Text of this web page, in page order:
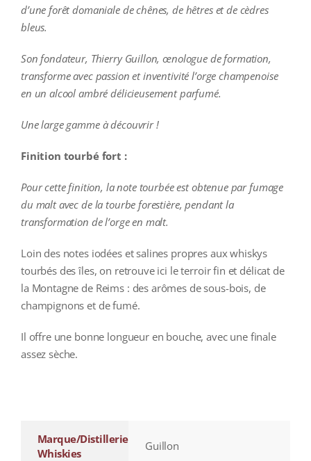
d’une forêt domaniale de chênes, de hêtres et de cèdres
bleus.
Son fondateur, Thierry Guillon, œnologue de formation,
transforme avec passion et inventivité l’orge champenoise
en un alcool ambré délicieusement parfumé.
Une large gamme à découvrir !
Finition tourbé fort :
Pour cette finition, la note tourbée est obtenue par fumage
du malt avec de la tourbe forestière, pendant la
transformation de l’orge en malt.
Loin des notes iodées et salines propres aux whiskys
tourbés des îles, on retrouve ici le terroir fin et délicat de
la Montagne de Reims : des arômes de sous-bois, de
champignons et de fumé.
Il offre une bonne longueur en bouche, avec une finale
assez sèche.
Marque/Distillerie
Whiskies
Guillon